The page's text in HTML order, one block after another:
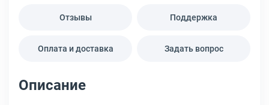
Отзывы Поддержка
Оплата и доставка Задать вопрос
Описание